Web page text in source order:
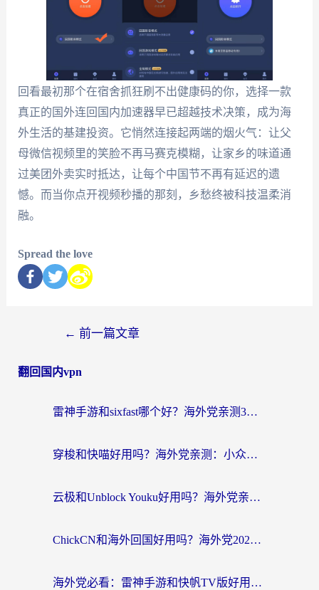
回看最初那个在宿舍抓狂刷不出健康码的你，选择一款
真正的国外连回国内加速器早已超越技术决策，成为海
外生活的基建投资。它悄然连接起两端的烟火气：让父
母微信视频里的笑脸不再马赛克模糊，让家乡的味道通
过美团外卖实时抵达，让每个中国节不再有延迟的遗
憾。而当你点开视频秒播的那刻，乡愁终被科技温柔消
融。
Spread the love
← 前一篇文章
翻回国内vpn
雷神手游和sixfast哪个好？海外党亲测3款回国加速器，教你选对不踩坑
穿梭和快喵好用吗？海外党亲测：小众加速器对比+番茄加速器深度体验
云极和Unblock Youku好用吗？海外党亲测+2026回国加速器避坑指南
ChickCN和海外回国好用吗？海外党2026亲测：从手游到影音，选对加速器的3个关键
海外党必看：雷神手游和快帆TV版好用吗？3步选对回国加速器不踩坑